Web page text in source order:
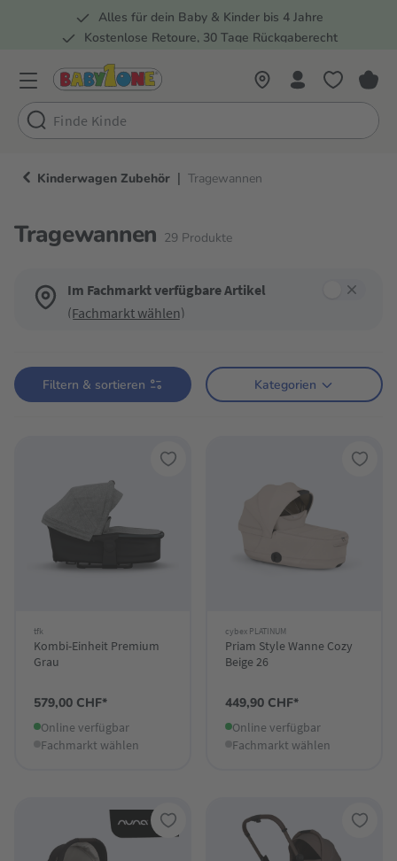
Zur Hauptnavigation springen
Alles für dein Baby & Kinder bis 4 Jahre
Kostenlose Retoure, 30 Tage Rückgaberecht
Kinderwagen Zubehör | Tragewannen
Tragewannen 29 Produkte
Im Fachmarkt verfügbare Artikel
(Fachmarkt wählen)
Filtern & sortieren Kategorien
tfk
Kombi-Einheit Premium
Grau
579,00 CHF*
Online verfügbar
Fachmarkt wählen
cybex PLATINUM
Priam Style Wanne Cozy
Beige 26
449,90 CHF*
Online verfügbar
Fachmarkt wählen